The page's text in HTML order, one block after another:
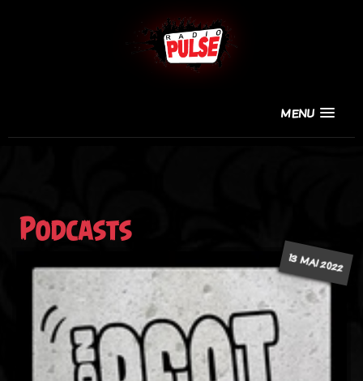
MENU
Podcasts
13 MAI 2022